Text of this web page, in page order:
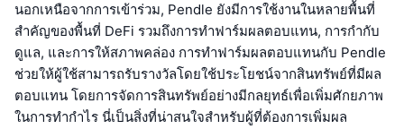
นอกเหนือจากการเข้าร่วม, Pendle ยังมีการใช้งานในหลายพื้นที่
สำคัญของพื้นที่ DeFi รวมถึงการทำฟาร์มผลตอบแทน, การกำกับ
ดูแล, และการให้สภาพคล่อง การทำฟาร์มผลตอบแทนกับ Pendle
ช่วยให้ผู้ใช้สามารถรับรางวัลโดยใช้ประโยชน์จากสินทรัพย์ที่มีผล
ตอบแทน โดยการจัดการสินทรัพย์อย่างมีกลยุทธ์เพื่อเพิ่มศักยภาพ
ในการทำกำไร นี่เป็นสิ่งที่น่าสนใจสำหรับผู้ที่ต้องการเพิ่มผล